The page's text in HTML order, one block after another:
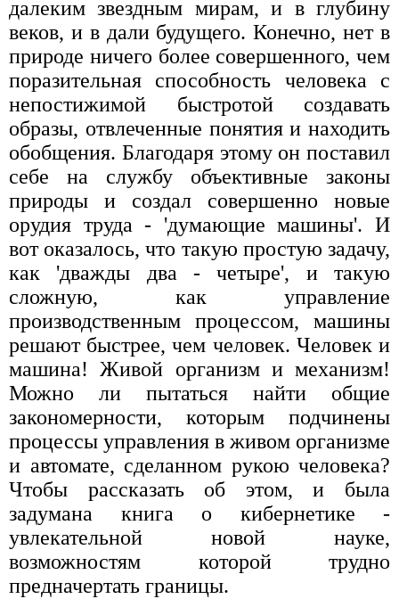
далеким звездным мирам, и в глубину
веков, и в дали будущего. Конечно, нет в
природе ничего более совершенного, чем
поразительная способность человека с
непостижимой быстротой создавать
образы, отвлеченные понятия и находить
обобщения. Благодаря этому он поставил
себе на службу объективные законы
природы и создал совершенно новые
орудия труда - 'думающие машины'. И
вот оказалось, что такую простую задачу,
как 'дважды два - четыре', и такую
сложную, как управление
производственным процессом, машины
решают быстрее, чем человек. Человек и
машина! Живой организм и механизм!
Можно ли пытаться найти общие
закономерности, которым подчинены
процессы управления в живом организме
и автомате, сделанном рукою человека?
Чтобы рассказать об этом, и была
задумана книга о кибернетике -
увлекательной новой науке,
возможностям которой трудно
предначертать границы.